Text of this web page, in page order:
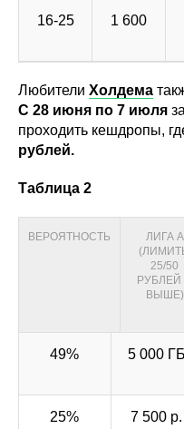
16-25 1 600
Любители Холдема
С 28 июня по 7 июля
проходить кешдропы,
рублей.
Таблица 2
ВЕРОЯТНОСТЬ
ЛИГА А
25/50
РУБЛЕЙ
ВЫШЕ)
49% 5 000 ГБ
25% 7 500 р.